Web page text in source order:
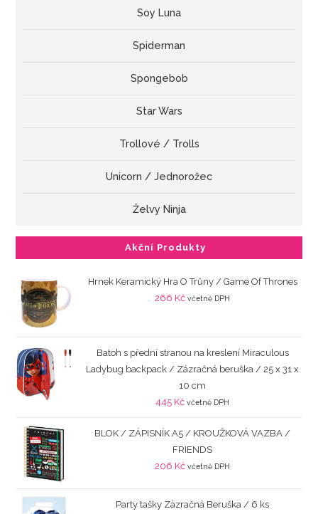
Soy Luna
Spiderman
Spongebob
Star Wars
Trollové / Trolls
Unicorn / Jednorožec
Želvy Ninja
Akční Produkty
Hrnek Keramický Hra O Trůny / Game Of Thrones
266 Kč včetně DPH
Batoh s přední stranou na kreslení Miraculous
Ladybug backpack / Zázračná beruška / 25 x 31 x
10 cm
445 Kč včetně DPH
BLOK / ZÁPISNÍK A5 / KROUŽKOVÁ VAZBA /
FRIENDS
206 Kč včetně DPH
Party tašky Zázračná Beruška / 6 ks